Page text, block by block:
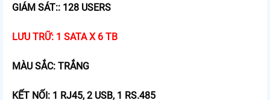
GIÁM SÁT:: 128 USERS
LƯU TRỮ: 1 SATA X 6 TB
MÀU SẮC: TRẮNG
KẾT NỐI: 1 RJ45, 2 USB, 1 RS.485